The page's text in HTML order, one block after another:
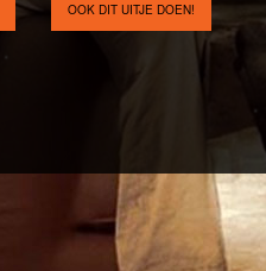
OOK DIT UITJE DOEN!